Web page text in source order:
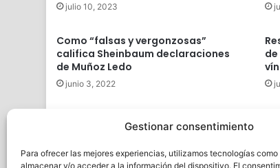
Gestionar consentimiento
Para ofrecer las mejores experiencias, utilizamos tecnologías
almacenar y/o acceder a la información del dispositivo. El
julio 10, 2023
Como “falsas y vergonzosas”
califica Sheinbaum declaraciones
de Muñoz Ledo
junio 3, 2022
Senado, reitera diferencia con
septiembre 9, 2021